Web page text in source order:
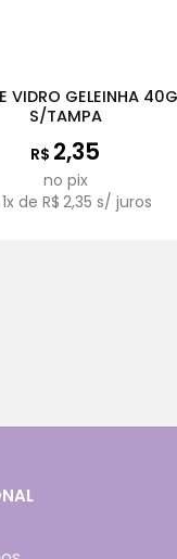
VIDRO GELEINHA
S/TAMPA
R$ 2,35
no pix
1x deR$ 2,35 s/ juros